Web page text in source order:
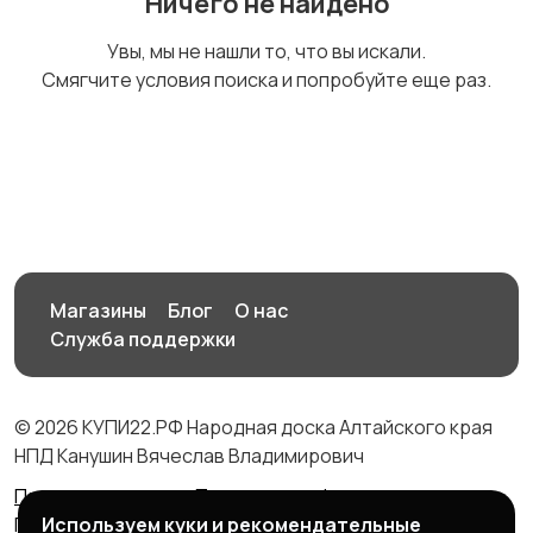
Увы, мы не нашли то, что вы искали.
Смягчите условия поиска и попробуйте еще раз.
Магазины Блог
О нас
Служба поддержки
© 2026 КУПИ22.РФ Народная доска Алтайского края
НПД Канушин Вячеслав Владимирович
Правила сервиса
Политика конфиденциальности
Политика использования cookie
Используем куки и рекомендательные